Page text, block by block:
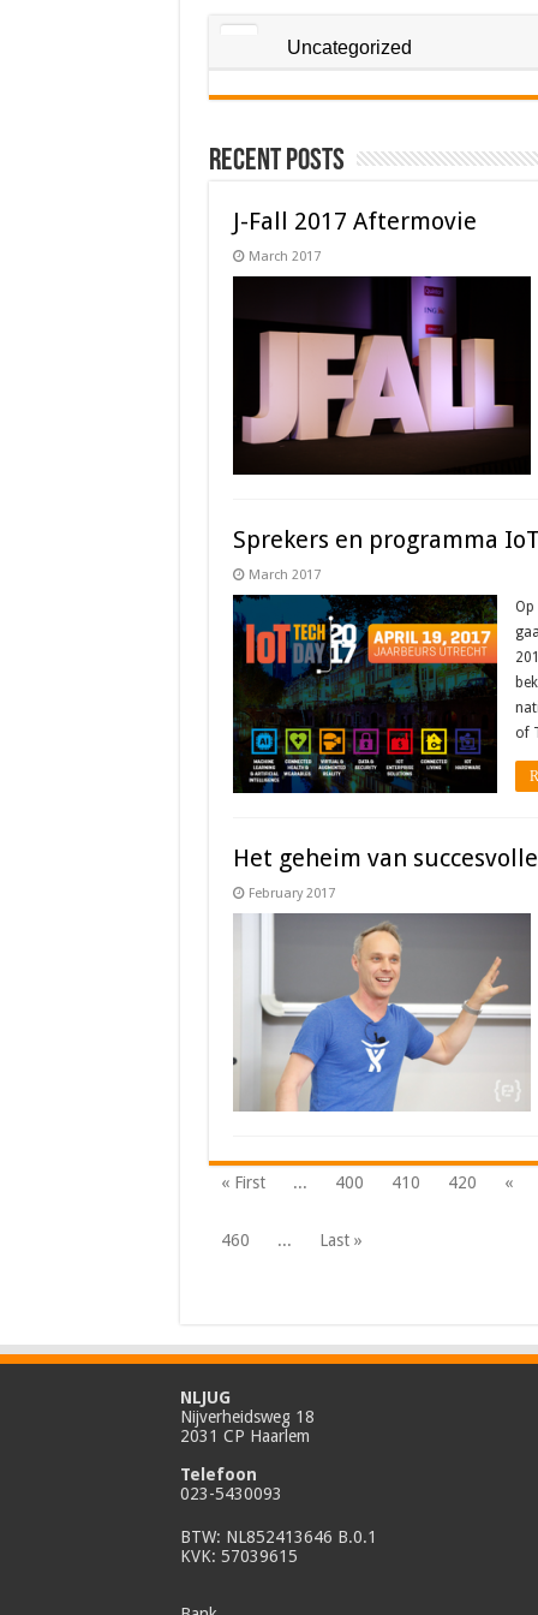
Uncategorized
Recent Posts
J-Fall 2017 Aftermovie
March 2017
Sprekers en programma
March 2017
Op
of
Het geheim van
February 2017
« First ... 400 410 420 «
460 ... Last »
NLJUG
Nijverheidsweg 18
2031 CP Haarlem
Telefoon
023-5430093
BTW: NL852413646 B.0.1
KVK: 57039615